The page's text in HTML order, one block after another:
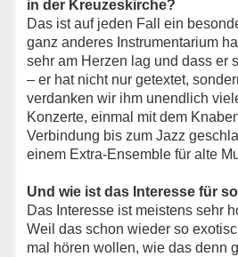
in der Kreuzeskirche?
Das ist auf jeden Fall ein
ganz anderes Instrumentarium
sehr am Herzen lag und dass er
– er hat nicht nur getextet,
verdanken wir ihm unendlich
Konzerte, einmal mit dem
Verbindung bis zum Jazz
einem Extra-Ensemble für alte
Und wie ist das Interesse für
Das Interesse ist meistens sehr
Weil das schon wieder so
mal hören wollen, wie das denn